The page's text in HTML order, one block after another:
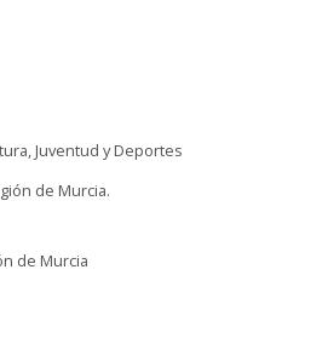
Juventud y Deportes
de Murcia.
de Murcia